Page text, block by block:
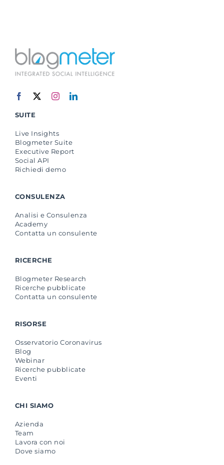
SUITE
Live Insights
Blogmeter Suite
Executive Report
Social API
Richiedi demo
CONSULENZA
Analisi e Consulenza
Academy
Contatta un consulente
RICERCHE
Blogmeter Research
Ricerche pubblicate
Contatta un consulente
RISORSE
Osservatorio Coronavirus
Blog
Webinar
Ricerche pubblicate
Eventi
CHI SIAMO
Azienda
Team
Lavora con noi
Dove siamo